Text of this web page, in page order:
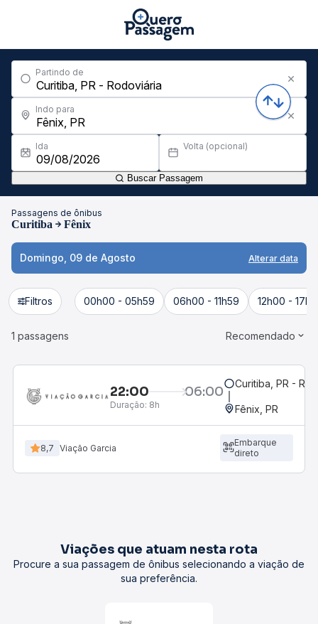
Partindo de
Indo para
Ida Volta (opcional)
Buscar Passagem
Passagens de ônibus
Curitiba Fênix
Domingo, 09 de Agosto Alterar data
Filtros 00h00 - 05h59 06h00 - 11h59 12h00 -
1 passagens Recomendado
22:00 06:00
Duração: 8h
Curitiba, PR -
Fênix, PR
8,7 Viação Garcia
Embarque
direto
Viações que atuam nesta rota
Procure a sua passagem de ônibus selecionando a viação de
sua preferência.